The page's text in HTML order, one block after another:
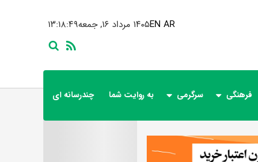
۱۳:۱۸:۵۰ ۱۴۰۵ مرداد ۱۶, جمعهEN AR
فرهنگی سرگرمی به روایت شما چندرسانه ای